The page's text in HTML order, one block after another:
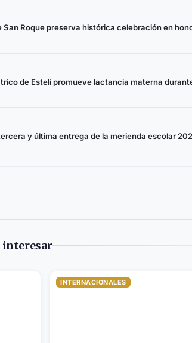
San Roque preserva histórica celebración en
de Estelí promueve lactancia materna
y última entrega de la merienda escolar
interesar
INTERNACIONALES